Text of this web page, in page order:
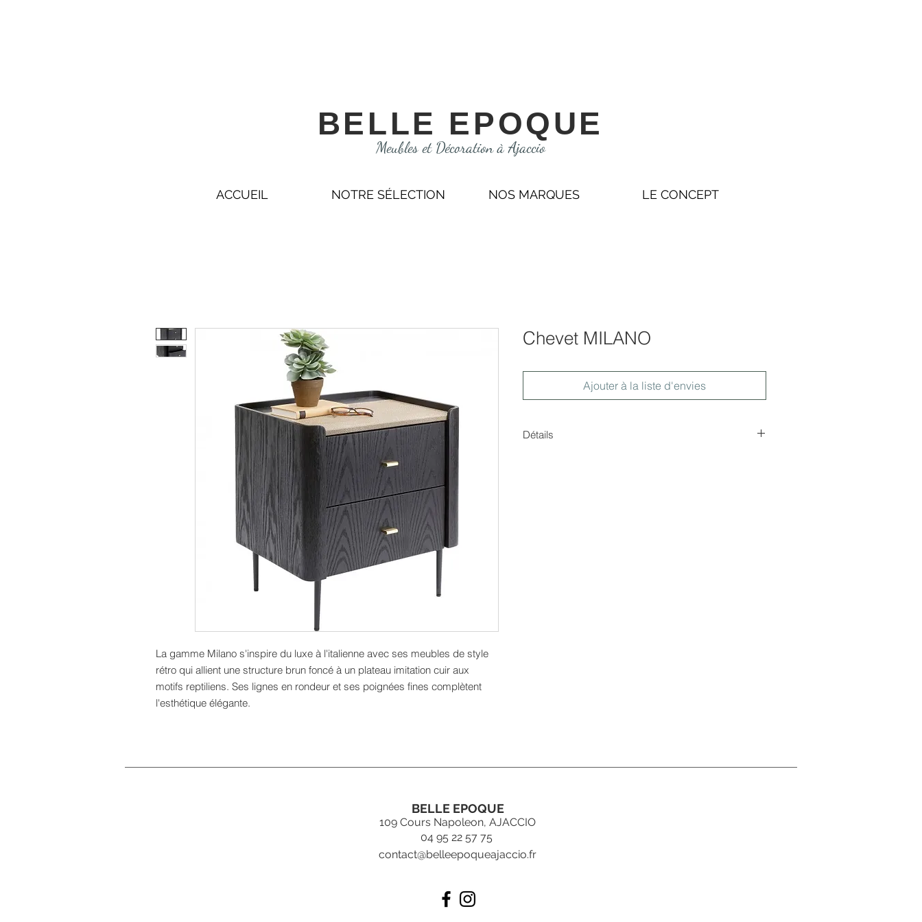
La gamme Milano s'inspire du luxe à l'italienne avec ses meubles de style
rétro qui allient une structure brun foncé à un plateau imitation cuir aux
motifs reptiliens. Ses lignes en rondeur et ses poignées fines complètent
l'esthétique élégante.
Chevet MILANO
Ajouter à la liste d'envies
Détails
BELLE EPOQUE
ACCUEIL NOTRE SÉLECTION NOS MARQUES LE CONCEPT
Meubles et Décoration à Ajaccio
BELLE EPOQUE
109 Cours Napoleon, AJACCIO
04 95 22 57 75
contact@belleepoqueajaccio.fr